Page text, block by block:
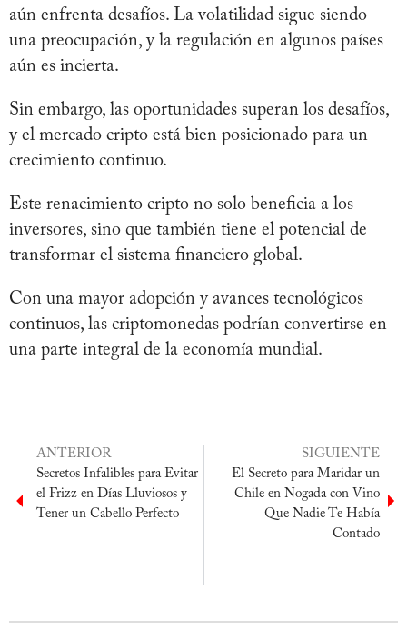
aún enfrenta desafíos. La volatilidad sigue siendo
una preocupación, y la regulación en algunos países
aún es incierta.
Sin embargo, las oportunidades superan los desafíos,
y el mercado cripto está bien posicionado para un
crecimiento continuo.
Este renacimiento cripto no solo beneficia a los
inversores, sino que también tiene el potencial de
transformar el sistema financiero global.
Con una mayor adopción y avances tecnológicos
continuos, las criptomonedas podrían convertirse en
una parte integral de la economía mundial.
ANTERIOR
Secretos Infalibles para Evitar
el Frizz en Días Lluviosos y
Tener un Cabello Perfecto
SIGUIENTE
El Secreto para Maridar un
Chile en Nogada con Vino
Que Nadie Te Había
Contado